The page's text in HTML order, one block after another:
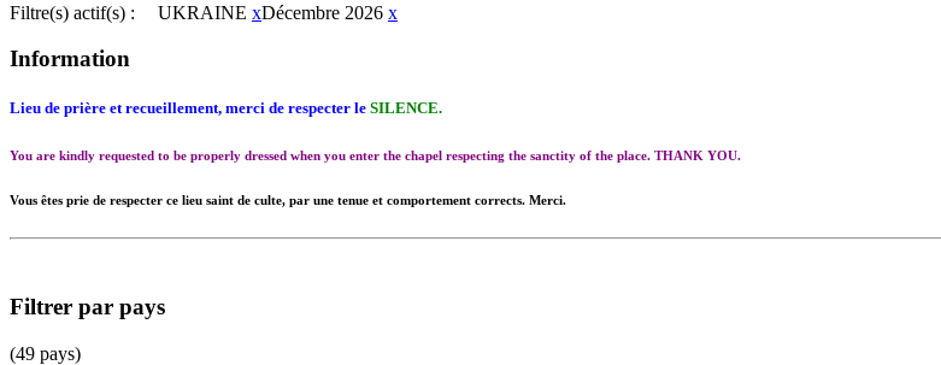
Filtre(s) actif(s) : UKRAINE xDécembre 2026 x
Information
Lieu de prière et recueillement, merci de respecter le SILENCE.
You are kindly requested to be properly dressed when you enter the chapel respecting the sanctity of the place. THANK YOU.
Vous êtes prie de respecter ce lieu saint de culte, par une tenue et comportement corrects. Merci.
Filtrer par pays
(49 pays)